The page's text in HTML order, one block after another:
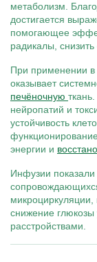
метаболизм.
достигается
помогающее
радикалы, снизить
При применении в
оказывает
печёночную
нейропатий и
устойчивость
энергии и
Инфузии показали
снижение глюкозы
расстройствами.